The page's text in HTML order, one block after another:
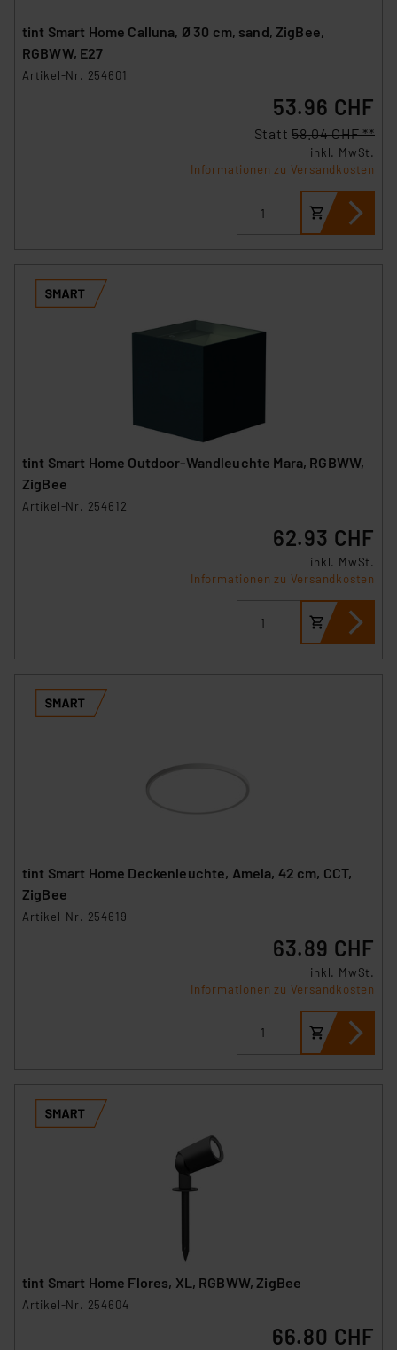
Unsere Kooperation mit diesen Dienstleistern stützt
sich auf die Standarddatenschutzklauseln der
Europäischen Kommission sowie einer eigenen
Beurteilung der mit der Datenübermittlung,
insbesondere der Art der übermittelten Daten,
tint Smart Home Calluna, Ø 30 cm, sand, ZigBee,
RGBWW, E27
Artikel-Nr. 254601
53.96 CHF
Statt58.04 CHF **
inkl. MwSt.
Informationen zu Versandkosten
tint Smart Home Outdoor-Wandleuchte Mara, RGBWW,
ZigBee
Artikel-Nr. 254612
62.93 CHF
inkl. MwSt.
Informationen zu Versandkosten
tint Smart Home Deckenleuchte, Amela, 42 cm, CCT,
ZigBee
Artikel-Nr. 254619
63.89 CHF
inkl. MwSt.
Informationen zu Versandkosten
tint Smart Home Flores, XL, RGBWW, ZigBee
Artikel-Nr. 254604
66.80 CHF